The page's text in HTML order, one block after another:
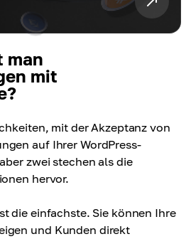
man
mit
mit der Akzeptanz von
auf Ihrer WordPress-
zwei stechen als die
hervor.
die einfachste. Sie können Ihre
und Kunden direkt